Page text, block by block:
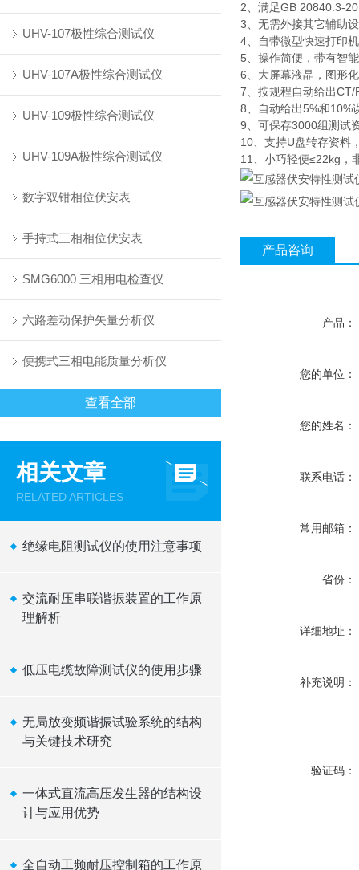
UHV-107极性综合测试仪
UHV-107A极性综合测试仪
UHV-109极性综合测试仪
UHV-109A极性综合测试仪
数字双钳相位伏安表
手持式三相相位伏安表
SMG6000 三相用电检查仪
六路差动保护矢量分析仪
便携式三相电能质量分析仪
查看全部
相关文章
RELATED ARTICLES
绝缘电阻测试仪的使用注意事项
交流耐压串联谐振装置的工作原
理解析
低压电缆故障测试仪的使用步骤
无局放变频谐振试验系统的结构
与关键技术研究
一体式直流高压发生器的结构设
计与应用优势
全自动工频耐压控制箱的工作原
2、满足GB 20840.3-
3、无需外接其它辅助
4、自带微型快速打印
5、操作简便，带有智
6、大屏幕液晶，图形
7、按规程自动给出
8、自动给出5%和10%
9、可保存3000组测试
10、支持U盘转存资料
11、小巧轻便≤22kg，
产品咨询
产品：
您的单位：
您的姓名：
联系电话：
常用邮箱：
省份：
详细地址：
补充说明：
验证码：